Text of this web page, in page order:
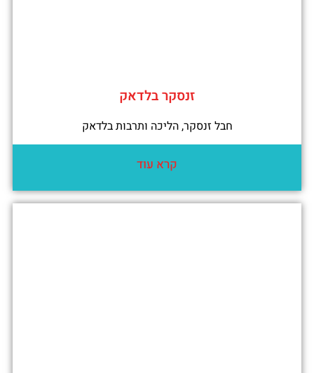
זנסקר בלדאק
חבל זנסקר, הליכה ותרבות בלדאק
קרא עוד